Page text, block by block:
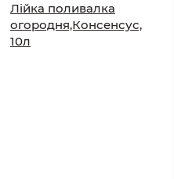
Лійка поливалка
огородня,Консенсус,
10л